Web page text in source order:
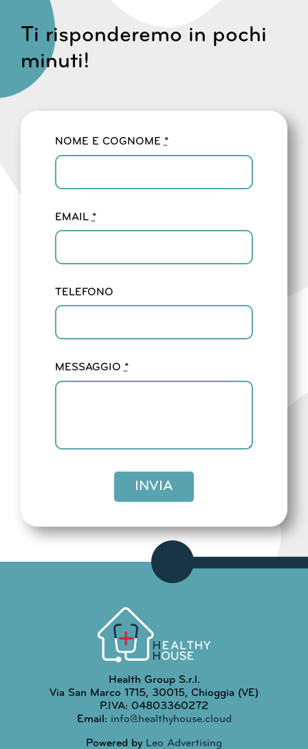
Ti risponderemo in pochi
minuti!
NOME E COGNOME*
EMAIL *
TELEFONO
MESSAGGIO*
INVIA
Health Group S.r.l.
Via San Marco 1715, 30015, Chioggia (VE)
P.IVA: 04803360272
Email: info@healthyhouse.cloud
Powered by Leo Advertising